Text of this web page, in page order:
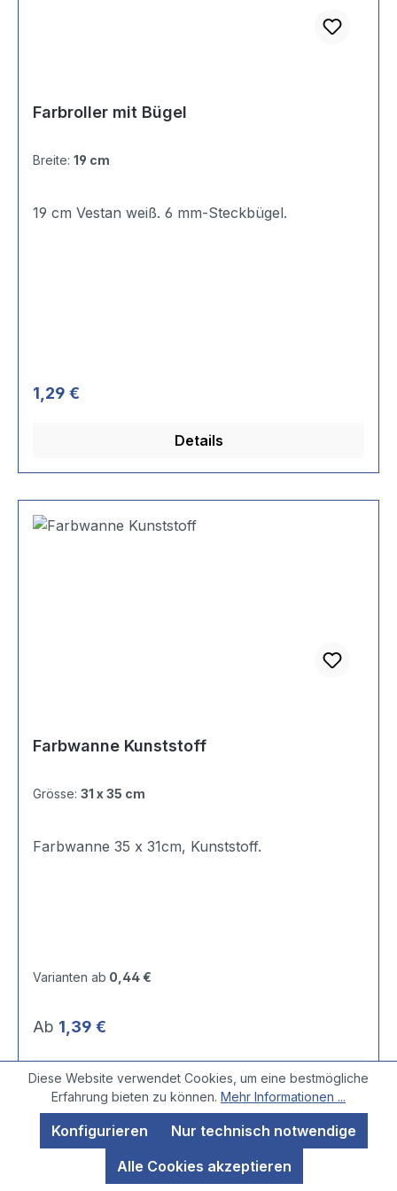
Farbroller mit Bügel
Breite: 19 cm
Regulärer Preis:
1,29 €
Details
Farbwanne Kunststoff
Grösse: 31 x 35 cm
Varianten ab 0,44 €
Regulärer Preis:
Ab 1,39 €
Details
Diese Website verwendet Cookies, um eine bestmögliche
Erfahrung bieten zu können. Mehr Informationen ...
Nur technisch notwendige
Konfigurieren
Alle Cookies akzeptieren